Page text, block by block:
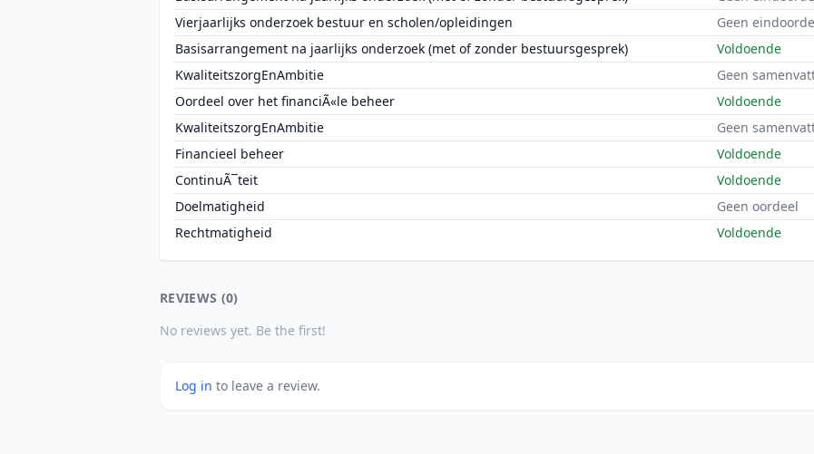
Vierjaarlijks onderzoek bestuur en scholen/opleidingen
Geen
Basisarrangement na jaarlijks onderzoek (met of zonder bestuursgesprek)
Voldoende
KwaliteitszorgEnAmbitie
Geen
Oordeel over het financiÃ«le beheer
Voldoende
KwaliteitszorgEnAmbitie
Geen
Financieel beheer
Voldoende
ContinuÃ¯teit
Voldoende
Doelmatigheid
Geen oordeel
Rechtmatigheid
Voldoende
REVIEWS (0)
No reviews yet. Be the first!
Log in to leave a review.